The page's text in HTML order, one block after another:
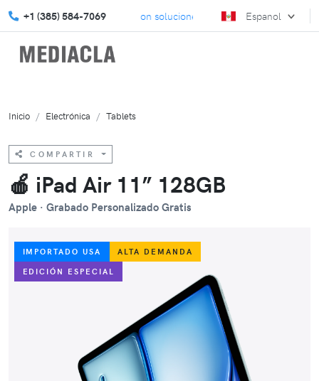
+1 (385) 584-7069
tu estrategia de marketing con soluciones a medida. Espanol
Inicio Electrónica Tablets
COMPARTIR
🍎 iPad Air 11” 128GB
Apple · Grabado Personalizado Gratis
IMPORTADO USA
ALTA DEMANDA
EDICIÓN ESPECIAL